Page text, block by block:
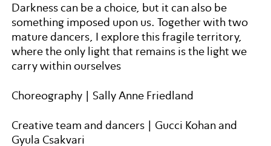
Darkness can be a choice, but it can also be
something imposed upon us. Together with two
mature dancers, I explore this fragile territory,
where the only light that remains is the light we
carry within ourselves
Choreography | Sally Anne Friedland
Creative team and dancers | Gucci Kohan and
Gyula Csakvari